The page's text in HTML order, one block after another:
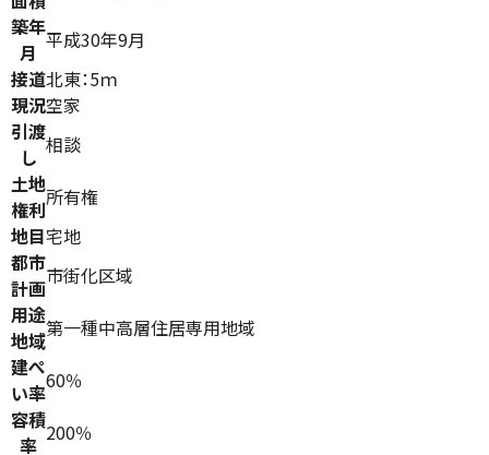
築年
月 平成30年9月
接道北東：5ｍ
現況空家
引渡
し 相談
土地
権利所有権
地目宅地
都市
計画市街化区域
用途
地域第一種中高層住居専用地域
建ぺ
い率60％
容積
率 200％